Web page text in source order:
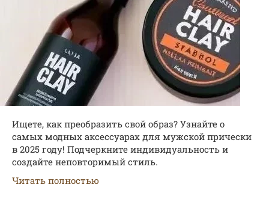
Ищете, как преобразить свой образ? Узнайте о
самых модных аксессуарах для мужской прически
в 2025 году! Подчеркните индивидуальность и
создайте неповторимый стиль.
Читать полностью